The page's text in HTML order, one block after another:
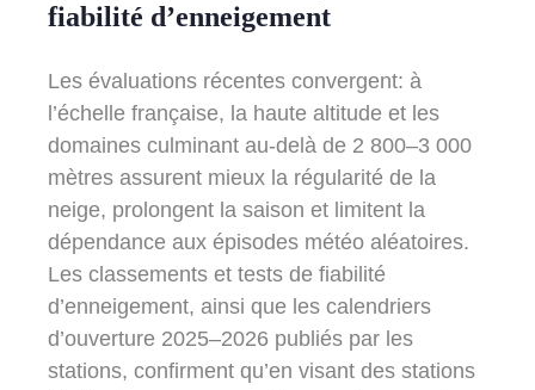
fiabilité d’enneigement
Les évaluations récentes convergent: à
l’échelle française, la haute altitude et les
domaines culminant au-delà de 2 800–3 000
mètres assurent mieux la régularité de la
neige, prolongent la saison et limitent la
dépendance aux épisodes météo aléatoires.
Les classements et tests de fiabilité
d’enneigement, ainsi que les calendriers
d’ouverture 2025–2026 publiés par les
stations, confirment qu’en visant des stations